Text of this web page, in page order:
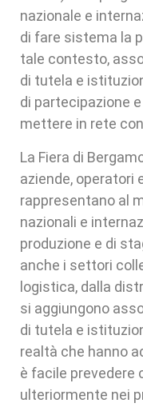
nazionale e
di fare sistema la
tale contesto,
di tutela e
di partecipazione
mettere in rete
La Fiera di
aziende, operatori
rappresentano al
nazionali e
produzione e di
anche i settori
logistica, dalla
si aggiungono
di tutela e
realtà che hanno
è facile prevedere
ulteriormente nei